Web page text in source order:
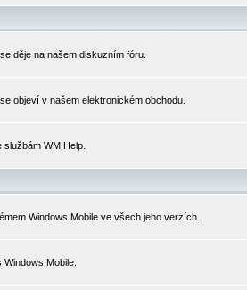
děje na našem diskuzním fóru.
objeví v našem elektronickém obchodu.
WM Help.
Windows Mobile ve všech jeho verzích.
Mobile.